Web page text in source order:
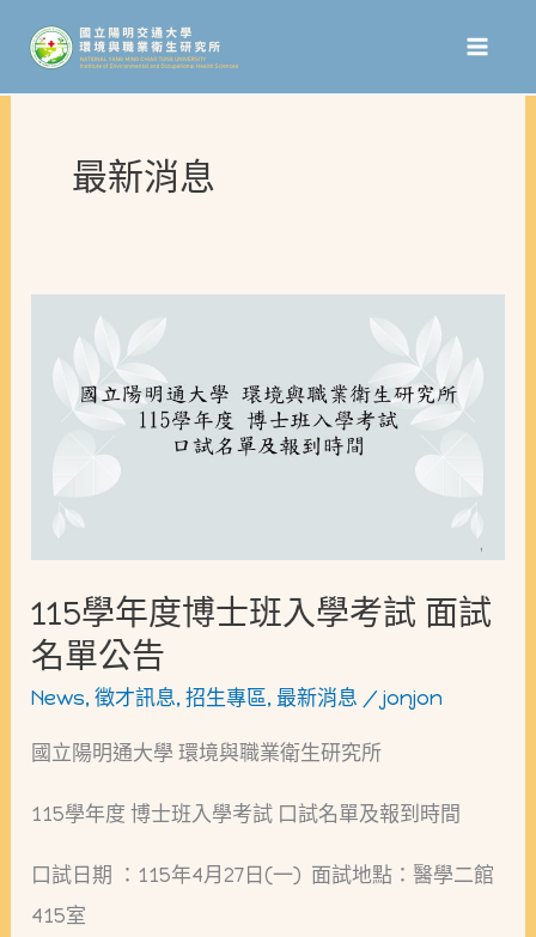
主
最新消息
115學年度博士班入學考試 面試
名單公告
News,徵才訊息,招生專區, 最新消息 /jonjon
國立陽明通大學 環境與職業衛生研究所
115學年度 博士班入學考試 口試名單及報到時間
口試日期 ：115年4月27日(一) 面試地點：醫學二館
415室
班
入
學
考
面
試
單
公